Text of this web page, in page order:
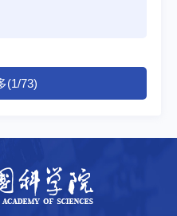
(1/73)